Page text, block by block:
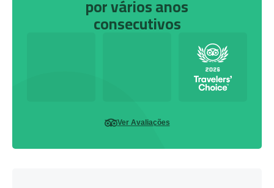
por vários anos
consecutivos
Ver Avaliações